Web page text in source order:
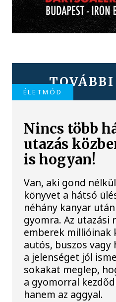
ÉLETMÓD
Nincs több
utazás
is hogyan!
Van, aki gond
könyvet a hátsó
néhány kanyar
gyomra. Az utazási
emberek millióinak
autós, buszos
a jelenséget jól
sokakat meglep,
a gyomorral
hanem az aggyal.